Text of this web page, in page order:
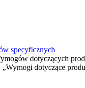
specyficznych
dotyczących
dotyczące